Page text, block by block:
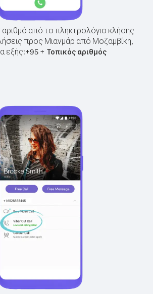
αριθμό από το πληκτρολόγιο κλήσης
προς Μιανμάρ από Μοζαμβίκη,
εξής:+95 + Τοπικός αριθμός